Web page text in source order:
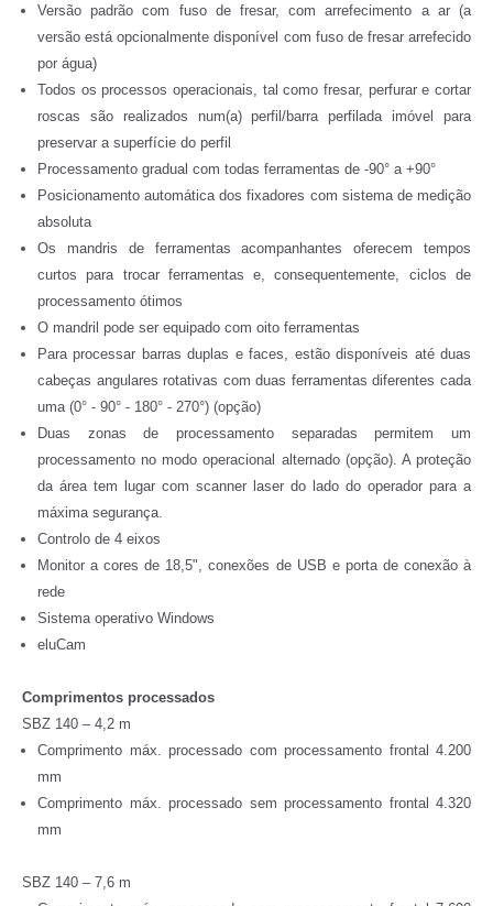
Versão padrão com fuso de fresar, com arrefecimento a ar (a
versão está opcionalmente disponível com fuso de fresar arrefecido
por água)
Todos os processos operacionais, tal como fresar, perfurar e cortar
roscas são realizados num(a) perfil/barra perfilada imóvel para
preservar a superfície do perfil
Processamento gradual com todas ferramentas de -90° a +90°
Posicionamento automática dos fixadores com sistema de medição
absoluta
Os mandris de ferramentas acompanhantes oferecem tempos
curtos para trocar ferramentas e, consequentemente, ciclos de
processamento ótimos
O mandril pode ser equipado com oito ferramentas
Para processar barras duplas e faces, estão disponíveis até duas
cabeças angulares rotativas com duas ferramentas diferentes cada
uma (0° - 90° - 180° - 270°) (opção)
Duas zonas de processamento separadas permitem um
processamento no modo operacional alternado (opção). A proteção
da área tem lugar com scanner laser do lado do operador para a
máxima segurança.
Controlo de 4 eixos
Monitor a cores de 18,5", conexões de USB e porta de conexão à
rede
Sistema operativo Windows
eluCam
Comprimentos processados
SBZ 140 – 4,2 m
Comprimento máx. processado com processamento frontal 4.200
mm
Comprimento máx. processado sem processamento frontal 4.320
mm
SBZ 140 – 7,6 m